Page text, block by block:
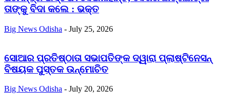
ତାଙ୍କୁ ବିଦା କଲେ : ଭକ୍ତ
Big News Odisha - July 25, 2026
ସୋଆର ପ୍ରତିଷ୍ଠାତା ସଭାପତିଙ୍କ ଦ୍ୱାରା ପ୍ଲାଷ୍ଟିନେସନ୍
ବିଷୟକ ପୁସ୍ତକ ଉନ୍ମୋଚିତ
Big News Odisha - July 20, 2026